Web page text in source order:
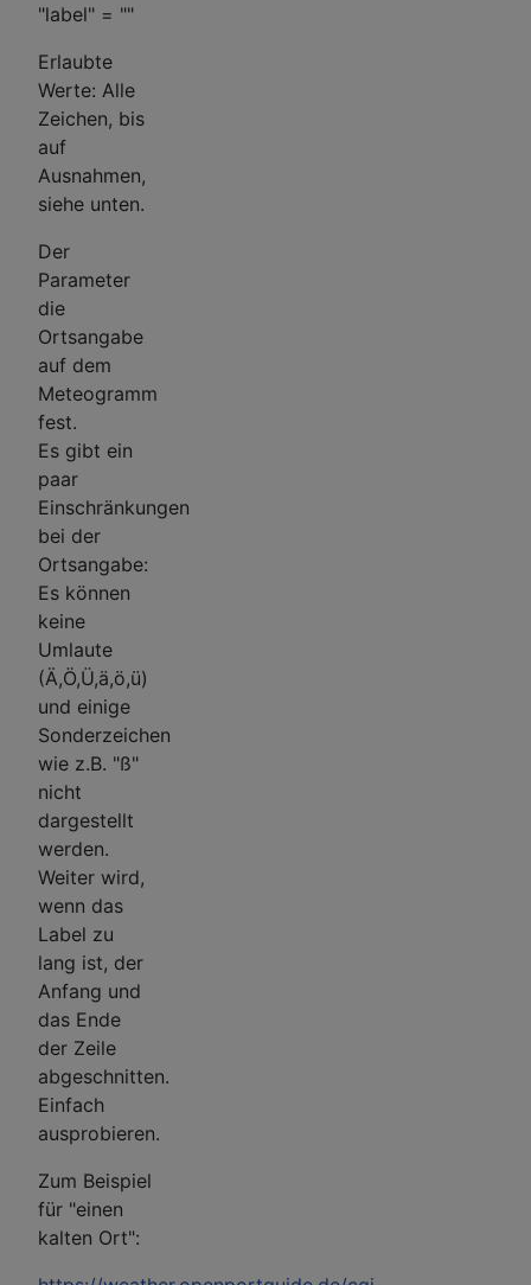
"label" = ""
Erlaubte
Werte: Alle
Zeichen, bis
auf
Ausnahmen,
siehe unten.
Der
Parameter
die
Ortsangabe
auf dem
Meteogramm
fest.
Es gibt ein
paar
Einschränkungen
bei der
Ortsangabe:
Es können
keine
Umlaute
(Ä,Ö,Ü,ä,ö,ü)
und einige
Sonderzeichen
wie z.B. "ß"
nicht
dargestellt
werden.
Weiter wird,
wenn das
Label zu
lang ist, der
Anfang und
das Ende
der Zeile
abgeschnitten.
Einfach
ausprobieren.
Zum Beispiel
für "einen
kalten Ort":